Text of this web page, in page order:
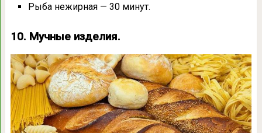
Рыба нежирная — 30 минут.
10. Мучные изделия.